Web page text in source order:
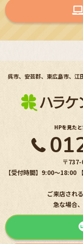
呉市、安芸郡、東広島市、江
HPを見たと
〒
【受付時間】9:00〜18:00
ご来店され
急な場合